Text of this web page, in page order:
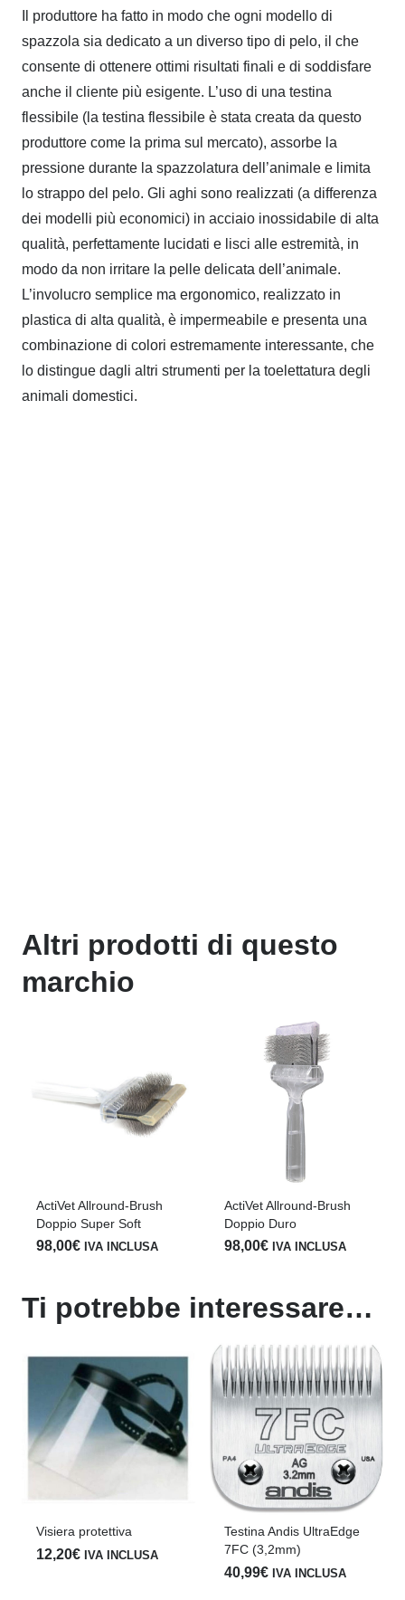
Il produttore ha fatto in modo che ogni modello di
spazzola sia dedicato a un diverso tipo di pelo, il che
consente di ottenere ottimi risultati finali e di soddisfare
anche il cliente più esigente. L’uso di una testina
flessibile (la testina flessibile è stata creata da questo
produttore come la prima sul mercato), assorbe la
pressione durante la spazzolatura dell’animale e limita
lo strappo del pelo. Gli aghi sono realizzati (a differenza
dei modelli più economici) in acciaio inossidabile di alta
qualità, perfettamente lucidati e lisci alle estremità, in
modo da non irritare la pelle delicata dell’animale.
L’involucro semplice ma ergonomico, realizzato in
plastica di alta qualità, è impermeabile e presenta una
combinazione di colori estremamente interessante, che
lo distingue dagli altri strumenti per la toelettatura degli
animali domestici.
Altri prodotti di questo
marchio
ActiVet Allround-Brush
Doppio Duro
98,00€ IVA INCLUSA
ActiVet Silver Coat
99,50€ IVA INCLUSA
Ti potrebbe interessare…
Testina Andis UltraEdge
7FC (3,2mm)
Testina Moser/Wahl 10F
(2 mm)
39,99€ IVA INCLUSA